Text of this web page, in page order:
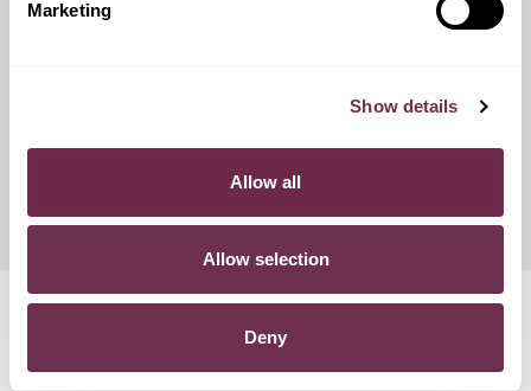
Marketing
Show details
Allow all
Allow selection
Deny
Domande frequenti